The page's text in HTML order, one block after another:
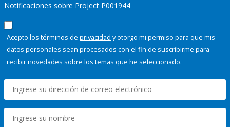
Notificaciones sobre Project P001944
Acepto los términos de privacidad y otorgo mi permiso para que mis
datos personales sean procesados con el fin de suscribirme para
recibir novedades sobre los temas que he seleccionado.